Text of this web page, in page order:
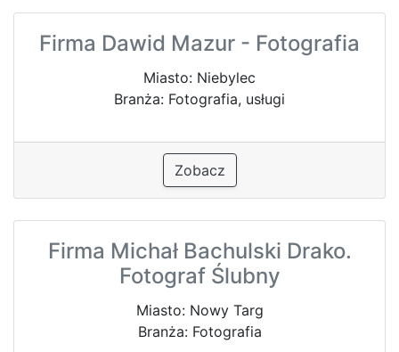
Firma Dawid Mazur - Fotografia
Miasto: Niebylec
Branża: Fotografia, usługi
Zobacz
Firma Michał Bachulski Drako.
Fotograf Ślubny
Miasto: Nowy Targ
Branża: Fotografia